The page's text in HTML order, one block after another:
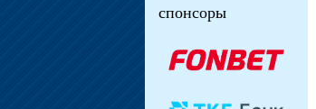
спонсоры